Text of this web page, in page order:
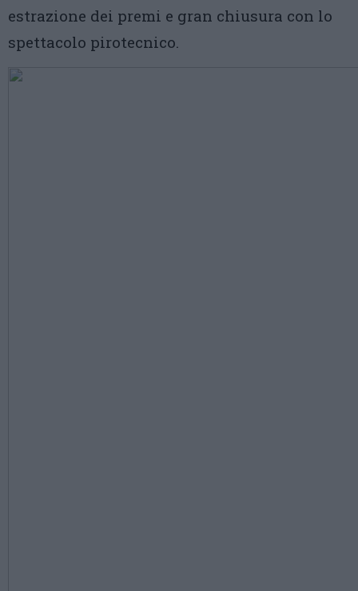
estrazione dei premi e gran chiusura con lo
spettacolo pirotecnico.